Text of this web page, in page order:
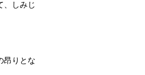
、しみじ
昂りとな